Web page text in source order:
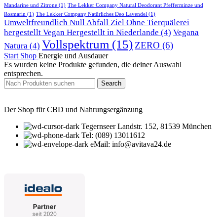
Mandarine und Zitrone (1) The Lekker Company Natural Deodorant Pfefferminze und
Rosmarin (1) The Lekker Company Natürliches Deo Lavendel (1)
Umweltfreundlich Null Abfall Ziel Ohne Tierquälerei
hergestellt Vegan Hergestellt in Niederlande (4) Vegana
Natura (4) Vollspektrum (15) ZERO (6)
Start Shop Energie und Ausdauer
Es wurden keine Produkte gefunden, die deiner Auswahl
entsprechen.
Search
Der Shop für CBD und Nahrungsergänzung
Tegernseer Landstr. 152, 81539 München
Tel: (089) 13011612
eMail: info@avitava24.de